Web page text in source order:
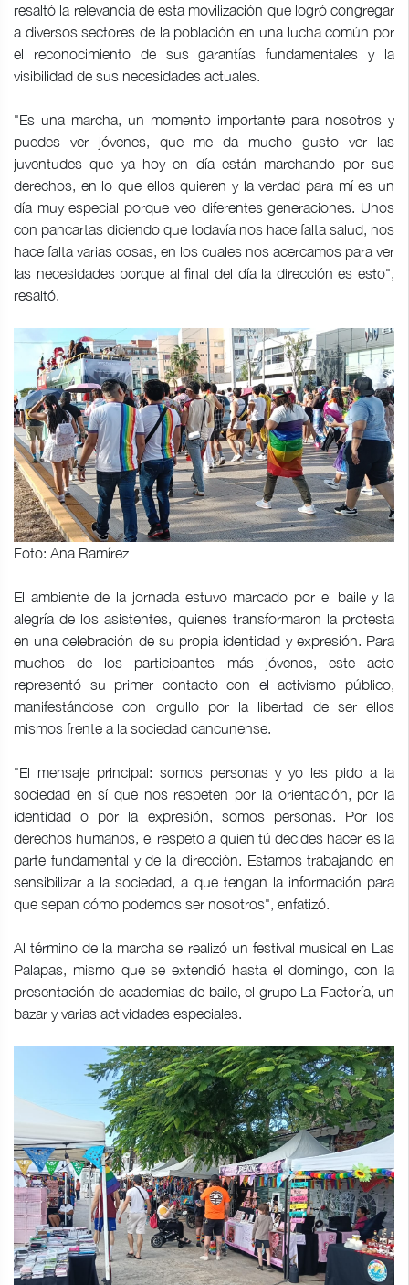
resaltó la relevancia de esta movilización que logró congregar
a diversos sectores de la población en una lucha común por
el reconocimiento de sus garantías fundamentales y la
visibilidad de sus necesidades actuales.
"Es una marcha, un momento importante para nosotros y
puedes ver jóvenes, que me da mucho gusto ver las
juventudes que ya hoy en día están marchando por sus
derechos, en lo que ellos quieren y la verdad para mí es un
día muy especial porque veo diferentes generaciones. Unos
con pancartas diciendo que todavía nos hace falta salud, nos
hace falta varias cosas, en los cuales nos acercamos para ver
las necesidades porque al final del día la dirección es esto",
resaltó.
Foto: Ana Ramírez
El ambiente de la jornada estuvo marcado por el baile y la
alegría de los asistentes, quienes transformaron la protesta
en una celebración de su propia identidad y expresión. Para
muchos de los participantes más jóvenes, este acto
representó su primer contacto con el activismo público,
manifestándose con orgullo por la libertad de ser ellos
mismos frente a la sociedad cancunense.
"El mensaje principal: somos personas y yo les pido a la
sociedad en sí que nos respeten por la orientación, por la
identidad o por la expresión, somos personas. Por los
derechos humanos, el respeto a quien tú decides hacer es la
parte fundamental y de la dirección. Estamos trabajando en
sensibilizar a la sociedad, a que tengan la información para
que sepan cómo podemos ser nosotros", enfatizó.
Al término de la marcha se realizó un festival musical en Las
Palapas, mismo que se extendió hasta el domingo, con la
presentación de academias de baile, el grupo La Factoría, un
bazar y varias actividades especiales.